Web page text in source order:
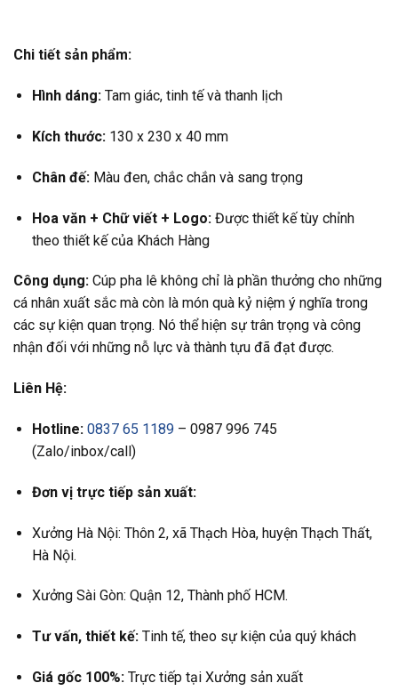
Chi tiết sản phẩm:
Hình dáng:Tam giác, tinh tế và thanh lịch
Kích thước: 130 x 230 x 40 mm
Chân đế:Màu đen, chắc chắn và sang trọng
Hoa văn + Chữ viết + Logo:Được thiết kế tùy chỉnh
theo thiết kế của Khách Hàng
Công dụng: Cúp pha lê không chỉ là phần thưởng cho những
cá nhân xuất sắc mà còn là món quà kỷ niệm ý nghĩa trong
các sự kiện quan trọng. Nó thể hiện sự trân trọng và công
nhận đối với những nỗ lực và thành tựu đã đạt được.
Liên Hệ:
Hotline: 0837 65 1189– 0987 996 745
(Zalo/inbox/call)
Đơn vị trực tiếp sản xuất:
Xưởng Hà Nội: Thôn 2, xã Thạch Hòa, huyện Thạch Thất,
Hà Nội.
Xưởng Sài Gòn: Quận 12, Thành phố HCM.
Tư vấn, thiết kế:Tinh tế, theo sự kiện của quý khách
Giá gốc 100%:Trực tiếp tại Xưởng sản xuất